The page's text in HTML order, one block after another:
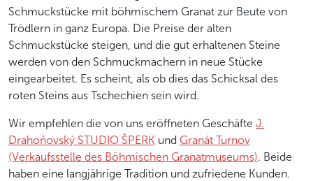
Schmuckstücke mit böhmischem Granat zur Beute von
Trödlern in ganz Europa. Die Preise der alten
Schmuckstücke steigen, und die gut erhaltenen Steine
werden von den Schmuckmachern in neue Stücke
eingearbeitet. Es scheint, als ob dies das Schicksal des
roten Steins aus Tschechien sein wird.
Wir empfehlen die von uns eröffneten Geschäfte J.
Drahoňovský STUDIO ŠPERK und Granát Turnov
(Verkaufsstelle des Böhmischen Granatmuseums). Beide
haben eine langjährige Tradition und zufriedene Kunden.